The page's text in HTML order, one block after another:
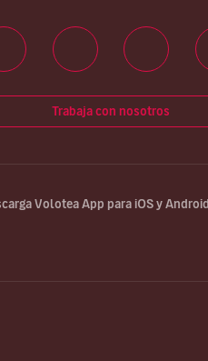
Trabaja con nosotros
Volotea App para iOS y Android